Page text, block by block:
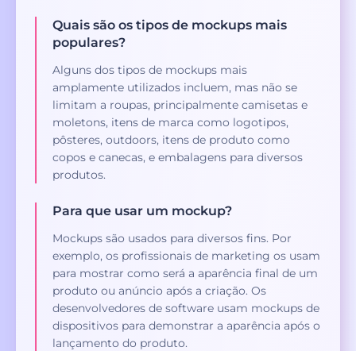
Quais são os tipos de mockups mais
populares?
Alguns dos tipos de mockups mais
amplamente utilizados incluem, mas não se
limitam a roupas, principalmente camisetas e
moletons, itens de marca como logotipos,
pôsteres, outdoors, itens de produto como
copos e canecas, e embalagens para diversos
produtos.
Para que usar um mockup?
Mockups são usados para diversos fins. Por
exemplo, os profissionais de marketing os usam
para mostrar como será a aparência final de um
produto ou anúncio após a criação. Os
desenvolvedores de software usam mockups de
dispositivos para demonstrar a aparência após o
lançamento do produto.